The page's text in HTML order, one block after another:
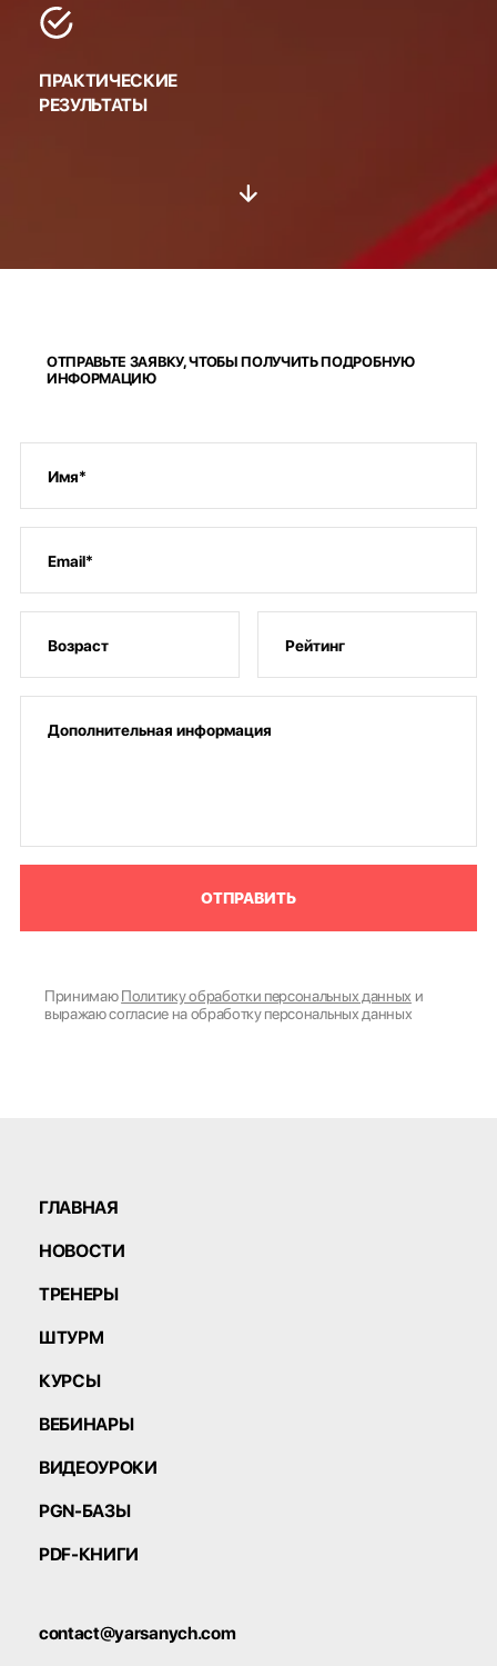
ПРАКТИЧЕСКИЕ
РЕЗУЛЬТАТЫ
ОТПРАВЬТЕ ЗАЯВКУ, ЧТОБЫ ПОЛУЧИТЬ ПОДРОБНУЮ
ИНФОРМАЦИЮ
ОТПРАВИТЬ
ПринимаюПолитику обработки персональных данных и
выражаю согласие на обработку персональных данных
ГЛАВНАЯ
НОВОСТИ
ТРЕНЕРЫ
ШТУРМ
КУРСЫ
ВЕБИНАРЫ
ВИДЕОУРОКИ
PGN-БАЗЫ
PDF-КНИГИ
contact@yarsanych.com